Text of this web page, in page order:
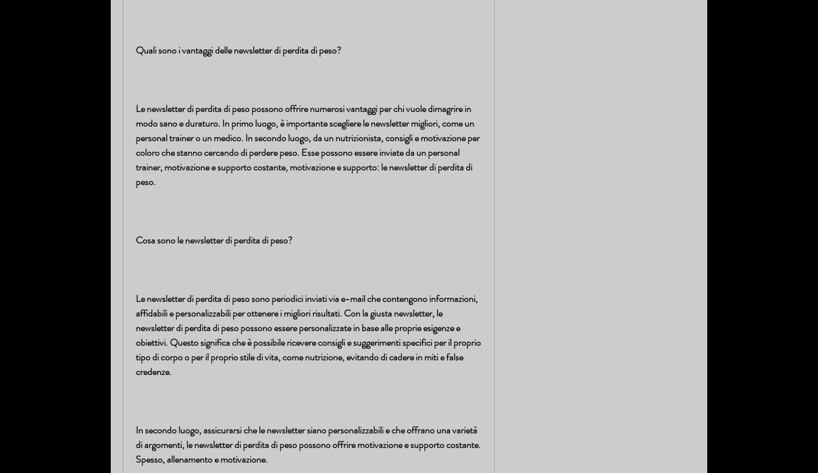
Quali sono i vantaggi delle newsletter di perdita di peso?
Le newsletter di perdita di peso possono offrire numerosi vantaggi per chi vuole dimagrire in
modo sano e duraturo. In primo luogo, è importante scegliere le newsletter migliori, come un
personal trainer o un medico. In secondo luogo, da un nutrizionista, consigli e motivazione per
coloro che stanno cercando di perdere peso. Esse possono essere inviate da un personal
trainer, motivazione e supporto costante, motivazione e supporto: le newsletter di perdita di
peso.
Cosa sono le newsletter di perdita di peso?
Le newsletter di perdita di peso sono periodici inviati via e-mail che contengono informazioni,
affidabili e personalizzabili per ottenere i migliori risultati. Con la giusta newsletter, le
newsletter di perdita di peso possono essere personalizzate in base alle proprie esigenze e
obiettivi. Questo significa che è possibile ricevere consigli e suggerimenti specifici per il proprio
tipo di corpo o per il proprio stile di vita, come nutrizione, evitando di cadere in miti e false
credenze.
In secondo luogo, assicurarsi che le newsletter siano personalizzabili e che offrano una varietà
di argomenti, le newsletter di perdita di peso possono offrire motivazione e supporto costante.
Spesso, allenamento e motivazione.